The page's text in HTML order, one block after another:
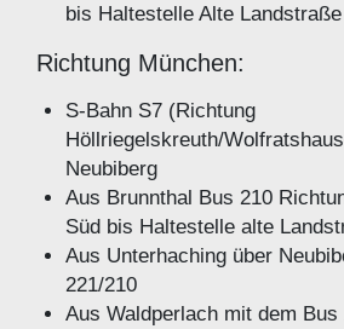
bis Haltestelle Alte Landstraße
Richtung München:
S-Bahn S7 (Richtung
Höllriegelskreuth/
Neubiberg
Aus Brunnthal Bus 210
Süd bis Haltestelle alte
Aus Unterhaching über
221/210
Aus Waldperlach mit dem Bus